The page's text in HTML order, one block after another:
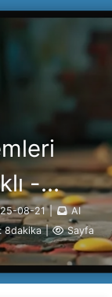
-
160
08-21 |
AI
8dakika |
Sayfa